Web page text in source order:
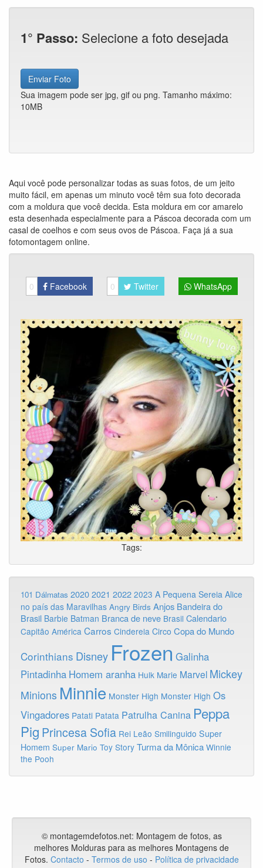
1° Passo: Selecione a foto desejada
Enviar Foto
Sua imagem pode ser jpg, gif ou png. Tamanho máximo:
10MB
Aqui você pode personalizar todas as suas fotos, de um jeito
muito fácil, em apenas um minuto você têm sua foto decorada
com a moldura que você decida. Esta moldura em cor amarelo
esta desenhada especialmente para a Páscoa decorada com um
casal de coelhos e com seus ovos de Páscoa. Faça já a sua
fotomontagem online.
0 Facebook 0 Twitter WhatsApp
Tags:
101 Dálmatas 2020 2021 2022 2023 A Pequena Sereia Alice
no país das Maravilhas Angry Birds Anjos Bandeira do
Brasil Barbie Batman Branca de neve Brasil Calendario
Capitão América Carros Cinderela Circo Copa do Mundo
Corinthians Disney Frozen Galinha
Pintadinha Homem aranha Hulk Marie Marvel Mickey
Minions Minnie Monster High Monster High Os
Vingadores Patati Patata Patrulha Canina Peppa
Pig Princesa Sofia Rei Leão Smilinguido Super
Homem Super Mario Toy Story Turma da Mônica Winnie
the Pooh
© montagemdefotos.net: Montagem de fotos, as
melhores Molduras para as melhores Montagens de
Fotos. Contacto - Termos de uso - Política de privacidade